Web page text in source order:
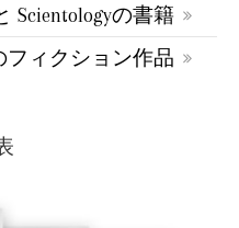
Scientologyの書籍
フィクション作品